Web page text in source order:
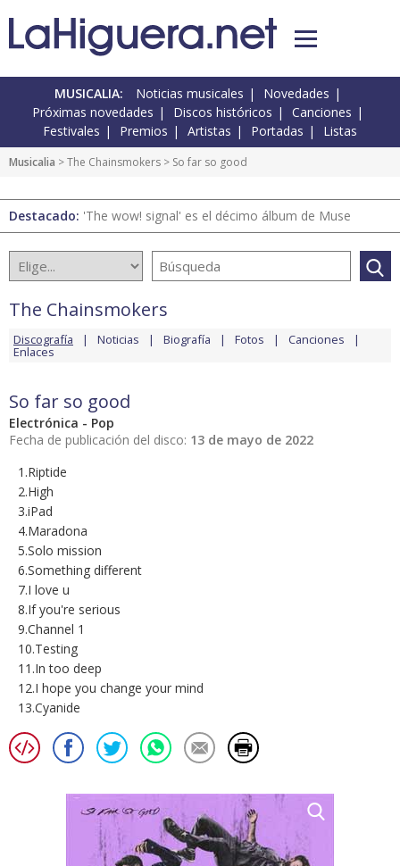
MUSICALIA: Noticias musicales
Novedades
Próximas novedades
Discos históricos
Canciones
Festivales
Premios Artistas Portadas Listas
Musicalia >The Chainsmokers > So far so good
Destacado: 'The wow! signal' es el décimo álbum de Muse
The Chainsmokers
Discografía Noticias Biografía Fotos Canciones
Enlaces
So far so good
Electrónica - Pop
Fecha de publicación del disco: 13 de mayo de 2022
1.Riptide
2.High
3.iPad
4.Maradona
5.Solo mission
6.Something different
7.I love u
8.If you're serious
9.Channel 1
10.Testing
11.In too deep
12.I hope you change your mind
13.Cyanide